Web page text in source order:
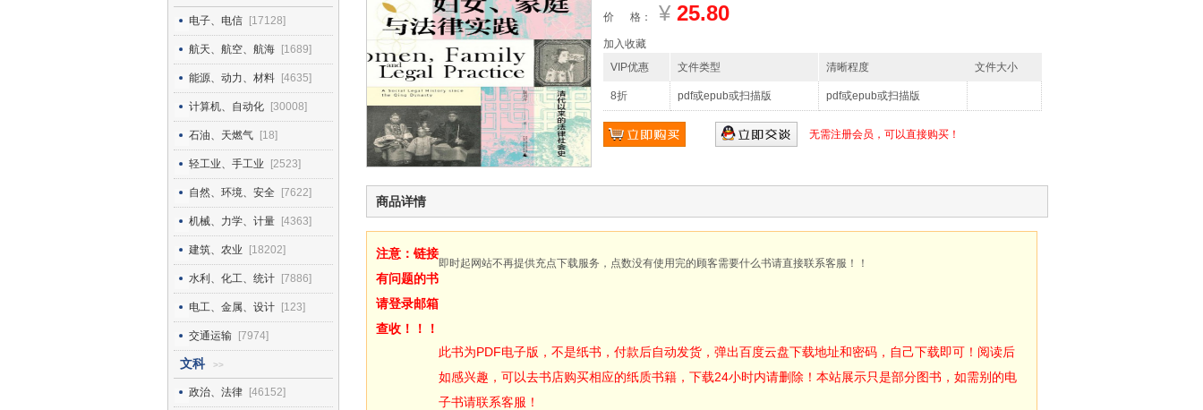
电子、电信 [17128]
航天、航空、航海 [1689]
能源、动力、材料 [4635]
计算机、自动化 [30008]
石油、天燃气 [18]
轻工业、手工业 [2523]
自然、环境、安全 [7622]
机械、力学、计量 [4363]
建筑、农业 [18202]
水利、化工、统计 [7886]
电工、金属、设计 [123]
交通运输 [7974]
文科 >>
政治、法律 [46152]
价 格： ¥ 25.80
加入收藏
VIP优惠
文件类型 清晰程度 文件大小
8折 pdf或epub或扫描版 pdf或epub或扫描版
无需注册会员，可以直接购买！
商品详情
注意：链接
有问题的书
请登录邮箱
查收！！！
即时起网站不再提供充点下载服务，点数没有使用完的顾客需要什么书请直接联系客服！！
此书为PDF电子版，不是纸书，付款后自动发货，弹出百度云盘下载地址和密码，自己下载即可！阅读后
如感兴趣，可以去书店购买相应的纸质书籍，下载24小时内请删除！本站展示只是部分图书，如需别的电
子书请联系客服！